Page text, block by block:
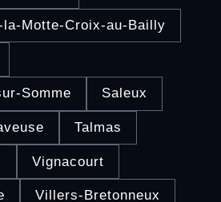
la-Motte-Croix-au-Bailly
Somme Saleux
Talmas
Vignacourt
Villers-Bretonneux